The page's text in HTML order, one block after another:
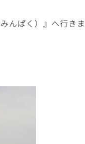
んぱく）』へ行きま